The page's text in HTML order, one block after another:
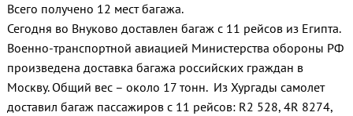
Всего получено 12 мест багажа.
Сегодня во Внуково доставлен багаж с 11 рейсов из Египта.
Военно-транспортной авиацией Министерства обороны РФ
произведена доставка багажа российских граждан в
Москву. Общий вес – около 17 тонн. Из Хургады самолет
доставил багаж пассажиров с 11 рейсов: R2 528, 4R 8274,